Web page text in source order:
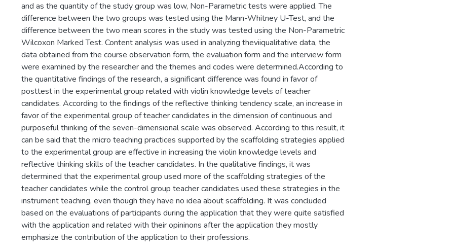
and as the quantity of the study group was low, Non-Parametric tests were applied. The
difference between the two groups was tested using the Mann-Whitney U-Test, and the
difference between the two mean scores in the study was tested using the Non-Parametric
Wilcoxon Marked Test. Content analysis was used in analyzing theviiqualitative data, the
data obtained from the course observation form, the evaluation form and the interview form
were examined by the researcher and the themes and codes were determined.According to
the quantitative findings of the research, a significant difference was found in favor of
posttest in the experimental group related with violin knowledge levels of teacher
candidates. According to the findings of the reflective thinking tendency scale, an increase in
favor of the experimental group of teacher candidates in the dimension of continuous and
purposeful thinking of the seven-dimensional scale was observed. According to this result, it
can be said that the micro teaching practices supported by the scaffolding strategies applied
to the experimental group are effective in increasing the violin knowledge levels and
reflective thinking skills of the teacher candidates. In the qualitative findings, it was
determined that the experimental group used more of the scaffolding strategies of the
teacher candidates while the control group teacher candidates used these strategies in the
instrument teaching, even though they have no idea about scaffolding. It was concluded
based on the evaluations of participants during the application that they were quite satisfied
with the application and related with their opininons after the application they mostly
emphasize the contribution of the application to their professions.